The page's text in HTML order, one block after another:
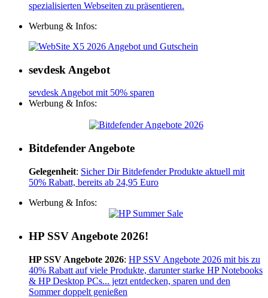
spezialisierten Webseiten zu präsentieren.
Werbung & Infos:
sevdesk Angebot
sevdesk Angebot mit 50% sparen
Werbung & Infos:
Bitdefender Angebote
Gelegenheit: Sicher Dir Bitdefender Produkte aktuell mit
50% Rabatt, bereits ab 24,95 Euro
Werbung & Infos:
HP SSV Angebote 2026!
HP SSV Angebote 2026: HP SSV Angebote 2026 mit bis zu
40% Rabatt auf viele Produkte, darunter starke HP Notebooks
& HP Desktop PCs... jetzt entdecken, sparen und den
Sommer doppelt genießen